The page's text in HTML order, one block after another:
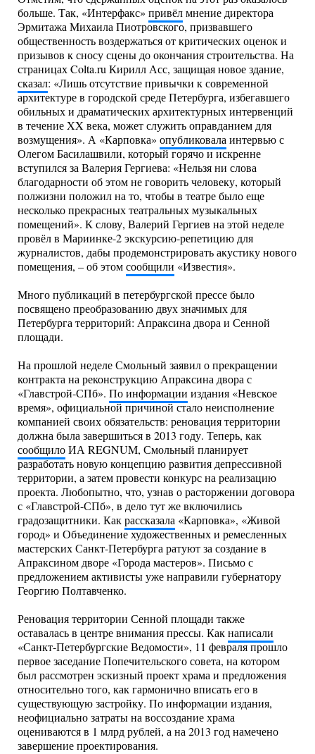
больше. Так, «Интерфакс» привёлмнение директора
Эрмитажа Михаила Пиотровского, призвавшего
общественность воздержаться от критических оценок и
призывов к сносу сцены до окончания строительства. На
страницах Colta.ru Кирилл Асс, защищая новое здание,
сказал: «Лишь отсутствие привычки к современной
архитектуре в городской среде Петербурга, избегавшего
обильных и драматических архитектурных интервенций
в течение XX века, может служить оправданием для
возмущения». А «Карповка» опубликовалаинтервью с
Олегом Басилашвили, который горячо и искренне
вступился за Валерия Гергиева: «Нельзя ни слова
благодарности об этом не говорить человеку, который
полжизни положил на то, чтобы в театре было еще
несколько прекрасных театральных музыкальных
помещений». К слову, Валерий Гергиев на этой неделе
провёл в Мариинке-2 экскурсию-репетицию для
журналистов, дабы продемонстрировать акустику нового
помещения, – об этомсообщили «Известия».
Много публикаций в петербургской прессе было
посвящено преобразованию двух значимых для
Петербурга территорий: Апраксина двора и Сенной
площади.
На прошлой неделе Смольный заявил о прекращении
контракта на реконструкцию Апраксина двора с
«Главстрой-СПб». По информации издания «Невское
время», официальной причиной стало неисполнение
компанией своих обязательств: реновация территории
должна была завершиться в 2013 году. Теперь, как
сообщилоИА REGNUM, Смольный планирует
разработать новую концепцию развития депрессивной
территории, а затем провести конкурс на реализацию
проекта. Любопытно, что, узнав о расторжении договора
с «Главстрой-СПб», в дело тут же включились
градозащитники. Какрассказала «Карповка», «Живой
город» и Объединение художественных и ремесленных
мастерских Санкт-Петербурга ратуют за создание в
Апраксином дворе «Города мастеров». Письмо с
предложением активисты уже направили губернатору
Георгию Полтавченко.
Реновация территории Сенной площади также
оставалась в центре внимания прессы. Какнаписали
«Санкт-Петербургские Ведомости», 11 февраля прошло
первое заседание Попечительского совета, на котором
был рассмотрен эскизный проект храма и предложения
относительно того, как гармонично вписать его в
существующую застройку. По информации издания,
неофициально затраты на воссоздание храма
оцениваются в 1 млрд рублей, а на 2013 год намечено
завершение проектирования.